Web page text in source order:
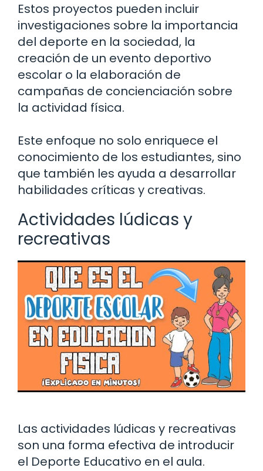
Estos proyectos pueden incluir
investigaciones sobre la importancia
del deporte en la sociedad, la
creación de un evento deportivo
escolar o la elaboración de
campañas de concienciación sobre
la actividad física.
Este enfoque no solo enriquece el
conocimiento de los estudiantes, sino
que también les ayuda a desarrollar
habilidades críticas y creativas.
Actividades lúdicas y
recreativas
Las actividades lúdicas y recreativas
son una forma efectiva de introducir
el Deporte Educativo en el aula.